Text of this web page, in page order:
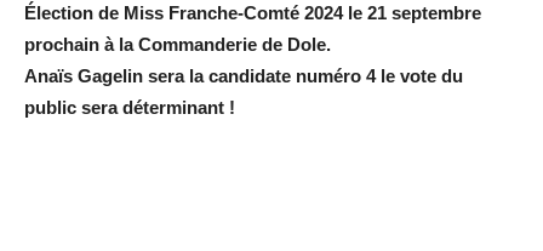
Élection de Miss Franche-Comté 2024 le 21 septembre
prochain à la Commanderie de Dole.
Anaïs Gagelin sera la candidate numéro 4 le vote du
public sera déterminant !